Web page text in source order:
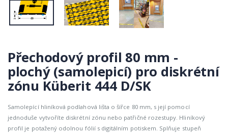
Přechodový profil 80 mm -
plochý (samolepicí) pro diskrétní
zónu Küberit 444 D/SK
Samolepící hliníková podlahová lišta o šířce 80 mm, s její pomocí
jednoduše vytvoříte diskrétní zónu nebo patřičné rozestupy. Hliníkový
profil je potažený odolnou fólií s digitálním potiskem. Splňuje stupeň